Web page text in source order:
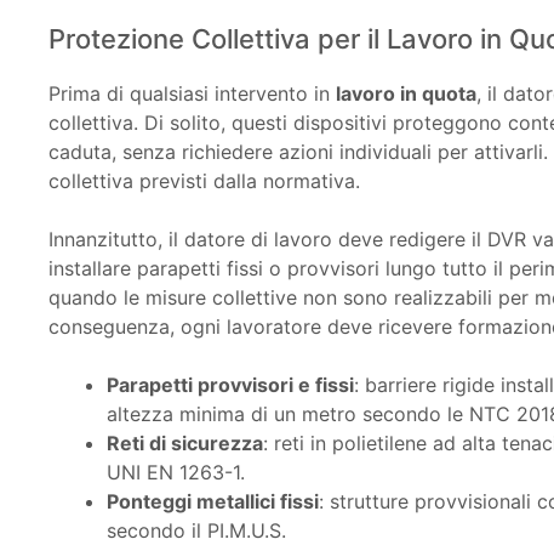
Protezione Collettiva per il Lavoro in
Prima di qualsiasi intervento in lavoro in quota, il
collettiva. Di solito, questi dispositivi proteggono
caduta, senza richiedere azioni individuali per
collettiva previsti dalla normativa.
Innanzitutto, il datore di lavoro deve redigere il DVR
installare parapetti fissi o provvisori lungo tutto il
quando le misure collettive non sono realizzabili per
conseguenza, ogni lavoratore deve ricevere
Parapetti provvisori e fissi: barriere rigide
altezza minima di un metro secondo le NTC
Reti di sicurezza: reti in polietilene ad alta
UNI EN 1263-1.
Ponteggi metallici fissi: strutture provvisionali
secondo il PI.M.U.S.